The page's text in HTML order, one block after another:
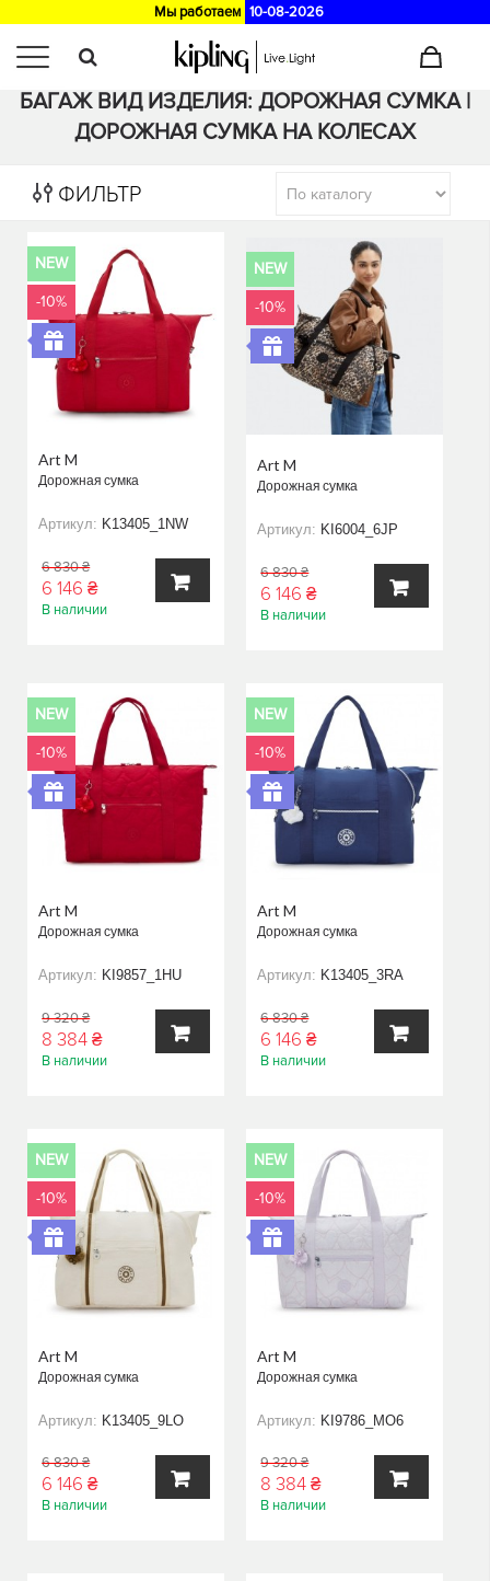
Мы работаем 10-08-2026
Главная >Каталог / Багаж
БАГАЖ ВИД ИЗДЕЛИЯ: ДОРОЖНАЯ СУМКА |
ДОРОЖНАЯ СУМКА НА КОЛЕСАХ
ФИЛЬТР
NEW
-10%
Art M
Дорожная сумка
Артикул: K13405_1NW
6 830 ₴
6 146 ₴
В наличии
NEW
-10%
Art M
Дорожная сумка
Артикул: KI6004_6JP
6 830 ₴
6 146 ₴
В наличии
NEW
-10%
Art M
Дорожная сумка
Артикул: KI9857_1HU
9 320 ₴
8 384 ₴
В наличии
NEW
-10%
Art M
Дорожная сумка
Артикул: K13405_3RA
6 830 ₴
6 146 ₴
В наличии
NEW
-10%
Art M
Дорожная сумка
Артикул: K13405_9LO
6 830 ₴
6 146 ₴
В наличии
NEW
-10%
Art M
Дорожная сумка
Артикул: KI9786_MO6
9 320 ₴
8 384 ₴
В наличии